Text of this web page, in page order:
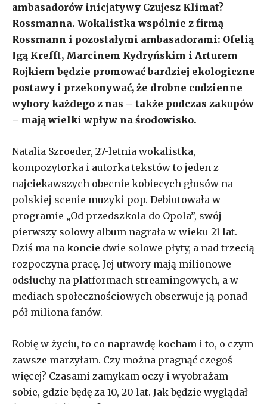
ambasadorów inicjatywy Czujesz Klimat?
Rossmanna. Wokalistka wspólnie z firmą
Rossmann i pozostałymi ambasadorami: Ofelią
Igą Krefft, Marcinem Kydryńskim i Arturem
Rojkiem będzie promować bardziej ekologiczne
postawy i przekonywać, że drobne codzienne
wybory każdego z nas – także podczas zakupów
– mają wielki wpływ na środowisko.
Natalia Szroeder, 27-letnia wokalistka,
kompozytorka i autorka tekstów to jeden z
najciekawszych obecnie kobiecych głosów na
polskiej scenie muzyki pop. Debiutowała w
programie „Od przedszkola do Opola”, swój
pierwszy solowy album nagrała w wieku 21 lat.
Dziś ma na koncie dwie solowe płyty, a nad trzecią
rozpoczyna pracę. Jej utwory mają milionowe
odsłuchy na platformach streamingowych, a w
mediach społecznościowych obserwuje ją ponad
pół miliona fanów.
Robię w życiu, to co naprawdę kocham i to, o czym
zawsze marzyłam. Czy można pragnąć czegoś
więcej? Czasami zamykam oczy i wyobrażam
sobie, gdzie będę za 10, 20 lat. Jak będzie wyglądał